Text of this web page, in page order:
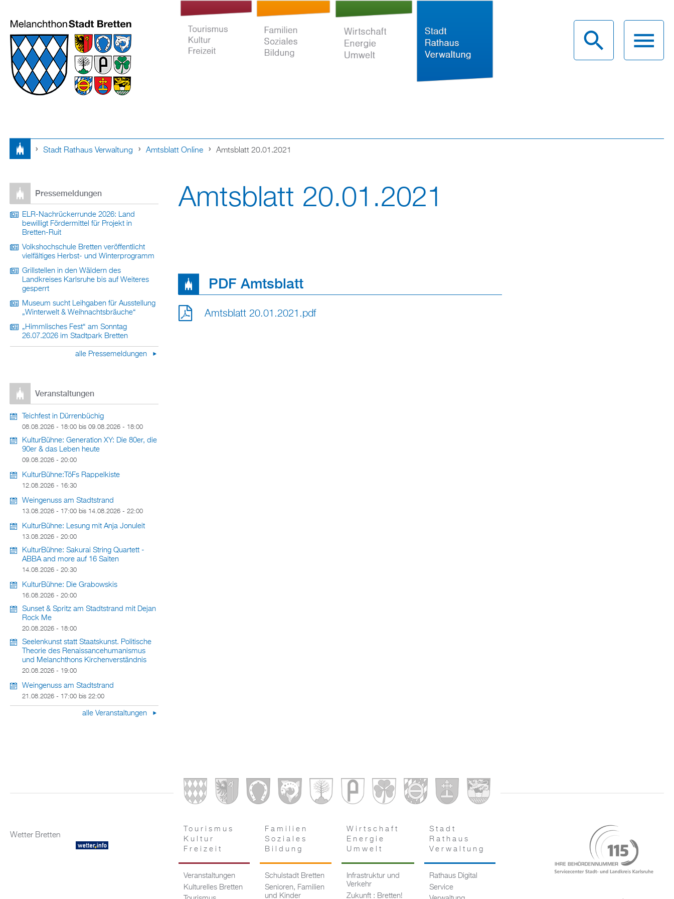
Inhalt
sind
hier
Stadt Rathaus Verwaltung Amtsblatt Online Amtsblatt 20.01.2021
Amtsblatt 20.01.2021
PDF Amtsblatt
Amtsblatt 20.01.2021.pdf
Pressemeldungen
ELR-Nachrückerrunde 2026: Land
bewilligt Fördermittel für Projekt in
Bretten-Ruit
Volkshochschule Bretten veröffentlicht
vielfältiges Herbst- und Winterprogramm
Grillstellen in den Wäldern des
Landkreises Karlsruhe bis auf Weiteres
gesperrt
Museum sucht Leihgaben für Ausstellung
„Winterwelt & Weihnachtsbräuche“
„Himmlisches Fest“ am Sonntag
26.07.2026 im Stadtpark Bretten
alle Pressemeldungen
Veranstaltungen
Teichfest in Dürrenbüchig
08.08.2026 - 18:00 bis 09.08.2026 - 18:00
KulturBühne: Generation XY: Die 80er, die
90er & das Leben heute
09.08.2026 - 20:00
KulturBühne:TöFs Rappelkiste
12.08.2026 - 16:30
Weingenuss am Stadtstrand
13.08.2026 - 17:00 bis 14.08.2026 - 22:00
KulturBühne: Lesung mit Anja Jonuleit
13.08.2026 - 20:00
KulturBühne: Sakurai String Quartett -
ABBA and more auf 16 Saiten
14.08.2026 - 20:30
KulturBühne: Die Grabowskis
16.08.2026 - 20:00
Sunset & Spritz am Stadtstrand mit Dejan
Rock Me
20.08.2026 - 18:00
Seelenkunst statt Staatskunst. Politische
Theorie des Renaissancehumanismus
und Melanchthons Kirchenverständnis
20.08.2026 - 19:00
Weingenuss am Stadtstrand
21.08.2026 - 17:00 bis 22:00
alle Veranstaltungen
Wetter Bretten
Tourismus
Kultur
Freizeit
Veranstaltungen
Kulturelles Bretten
Familien
Soziales
Bildung
Schulstadt Bretten
Senioren, Familien
und Kinder
Wirtschaft
Energie
Umwelt
Infrastruktur und
Verkehr
Zukunft : Bretten!
Stadt
Rathaus
Verwaltung
Rathaus Digital
Service